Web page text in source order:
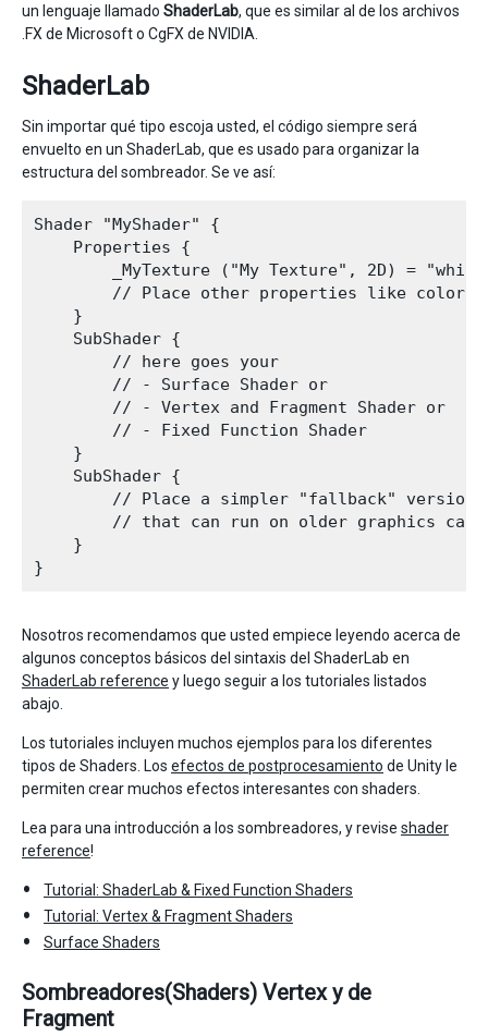
un lenguaje llamado ShaderLab, que es similar al de los archivos
.FX de Microsoft o CgFX de NVIDIA.
ShaderLab
Sin importar qué tipo escoja usted, el código siempre será
envuelto en un ShaderLab, que es usado para organizar la
estructura del sombreador. Se ve así:
Shader "MyShader" {
    Properties {
_MyTexture ("My Texture", 2D) =
// Place other properties like colors
    }
    SubShader {
        // here goes your
        // - Surface Shader or
        // - Vertex and Fragment Shader or
        // - Fixed Function Shader
    }
    SubShader {
// Place a simpler "fallback" version
// that can run on older graphics
    }
Nosotros recomendamos que usted empiece leyendo acerca de
algunos conceptos básicos del sintaxis del ShaderLab en
ShaderLab reference y luego seguir a los tutoriales listados
abajo.
Los tutoriales incluyen muchos ejemplos para los diferentes
tipos de Shaders. Los efectos de postprocesamiento de Unity le
permiten crear muchos efectos interesantes con shaders.
Lea para una introducción a los sombreadores, y revise shader
reference!
Tutorial: ShaderLab & Fixed Function Shaders
Tutorial: Vertex & Fragment Shaders
Surface Shaders
Sombreadores(Shaders) Vertex y de
Fragment